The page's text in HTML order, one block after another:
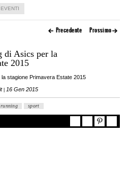
EVENTI
Precedente Prossimo
di Asics per la
2015
stagione Primavera Estate 2015
16 Gen 2015
running sport